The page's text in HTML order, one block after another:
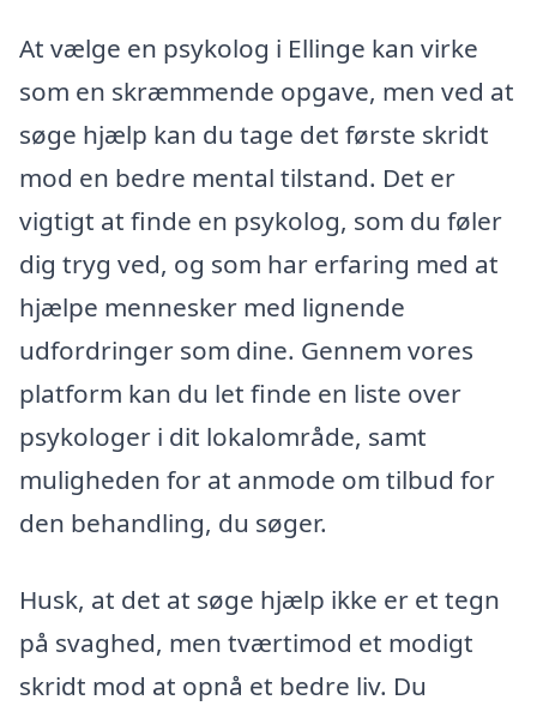
At vælge en psykolog i Ellinge kan virke
som en skræmmende opgave, men ved at
søge hjælp kan du tage det første skridt
mod en bedre mental tilstand. Det er
vigtigt at finde en psykolog, som du føler
dig tryg ved, og som har erfaring med at
hjælpe mennesker med lignende
udfordringer som dine. Gennem vores
platform kan du let finde en liste over
psykologer i dit lokalområde, samt
muligheden for at anmode om tilbud for
den behandling, du søger.
Husk, at det at søge hjælp ikke er et tegn
på svaghed, men tværtimod et modigt
skridt mod at opnå et bedre liv. Du